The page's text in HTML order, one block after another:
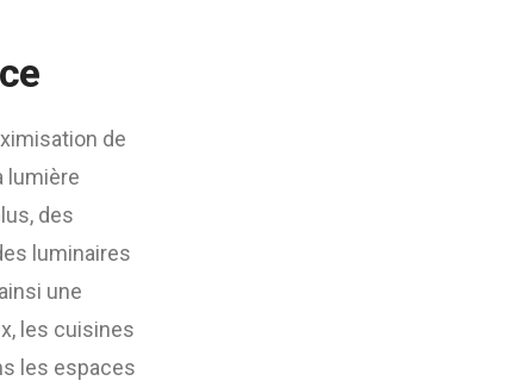
de
lumière
des
luminaires
une
les cuisines
les espaces